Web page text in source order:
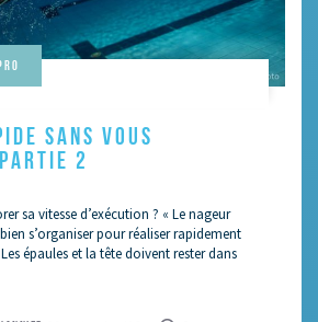
SANS VOUS
2
sa vitesse d’exécution ? « Le nageur
s’organiser pour réaliser rapidement
épaules et la tête doivent rester dans